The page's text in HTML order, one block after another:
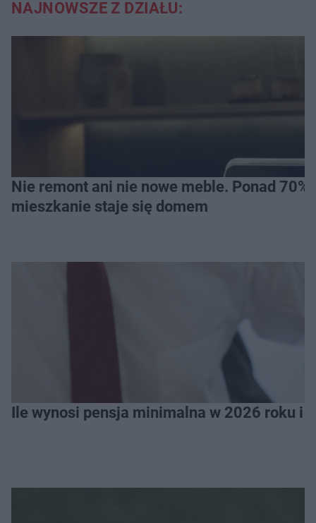
NAJNOWSZE Z DZIAŁU:
Nie remont ani nie nowe meble. Ponad
mieszkanie staje się domem
Ile wynosi pensja minimalna w 2026 roku i